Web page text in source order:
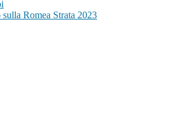
Romea Strata 2023